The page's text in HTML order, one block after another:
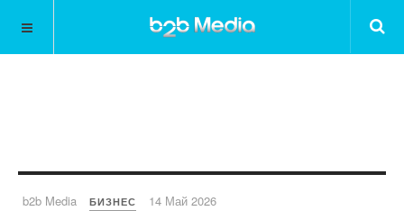
b2b Media БИЗНЕС 14 Май 2026